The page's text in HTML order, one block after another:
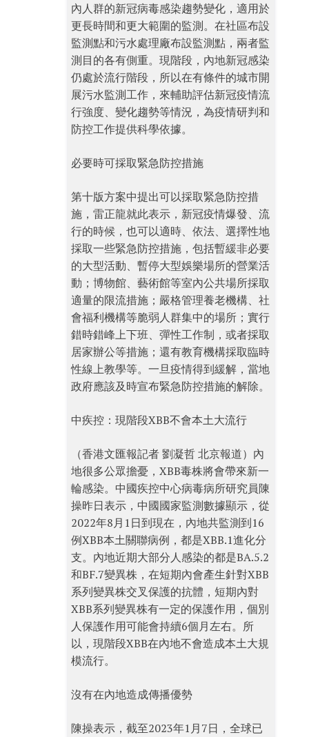
內人群的新冠病毒感染趨勢變化，適用於
更長時間和更大範圍的監測。在社區布設
監測點和污水處理廠布設監測點，兩者監
測目的各有側重。現階段，內地新冠感染
仍處於流行階段，所以在有條件的城市開
展污水監測工作，來輔助評估新冠疫情流
行強度、變化趨勢等情況，為疫情研判和
防控工作提供科學依據。
必要時可採取緊急防控措施
第十版方案中提出可以採取緊急防控措
施，雷正龍就此表示，新冠疫情爆發、流
行的時候，也可以適時、依法、選擇性地
採取一些緊急防控措施，包括暫緩非必要
的大型活動、暫停大型娛樂場所的營業活
動；博物館、藝術館等室內公共場所採取
適量的限流措施；嚴格管理養老機構、社
會福利機構等脆弱人群集中的場所；實行
錯時錯峰上下班、彈性工作制，或者採取
居家辦公等措施；還有教育機構採取臨時
性線上教學等。一旦疫情得到緩解，當地
政府應該及時宣布緊急防控措施的解除。
中疾控：現階段XBB不會本土大流行
（香港文匯報記者 劉凝哲 北京報道）內
地很多公眾擔憂，XBB毒株將會帶來新一
輪感染。中國疾控中心病毒病所研究員陳
操昨日表示，中國國家監測數據顯示，從
2022年8月1日到現在，內地共監測到16
例XBB本土關聯病例，都是XBB.1進化分
支。內地近期大部分人感染的都是BA.5.2
和BF.7變異株，在短期內會產生針對XBB
系列變異株交叉保護的抗體，短期內對
XBB系列變異株有一定的保護作用，個別
人保護作用可能會持續6個月左右。所
以，現階段XBB在內地不會造成本土大規
模流行。
沒有在內地造成傳播優勢
陳操表示，截至2023年1月7日，全球已